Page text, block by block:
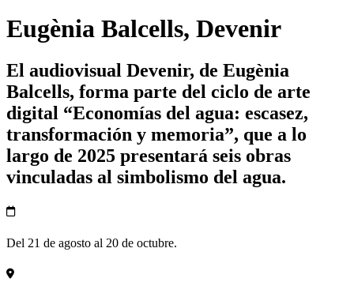
Eugènia Balcells, Devenir
El audiovisual Devenir, de Eugènia
Balcells, forma parte del ciclo de arte
digital “Economías del agua: escasez,
transformación y memoria”, que a lo
largo de 2025 presentará seis obras
vinculadas al simbolismo del agua.
Del 21 de agosto al 20 de octubre.